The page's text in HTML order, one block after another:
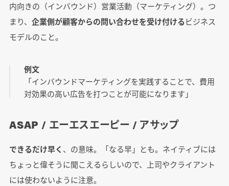
内向きの（インバウンド）営業活動（マーケティング）。つ
まり、 企業側が顧客からの問い合わせを受け付けるビジネス
モデルのこと。
例文
「インバウンドマーケティングを実践することで、費用
対効果の高い広告を打つことが可能になります」
ASAP / エーエスエーピー / アサップ
できるだけ早く 、の意味。「なる早」とも。ネイティブには
ちょっと偉そうに聞こえるらしいので、上司やクライアント
には使わないように注意。